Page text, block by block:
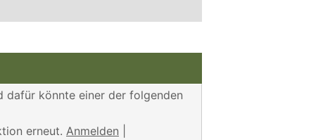
dafür könnte einer der folgenden
erneut. Anmelden